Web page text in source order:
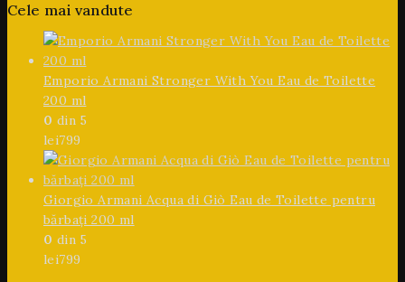
Cele mai vandute
Emporio Armani Stronger With You Eau de Toilette
200 ml
0 din 5
lei799
Giorgio Armani Acqua di Giò Eau de Toilette pentru
bărbați 200 ml
0 din 5
lei799